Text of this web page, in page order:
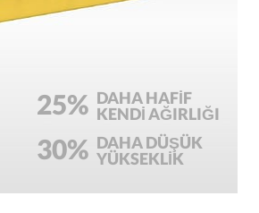
25% DAHA HAFIF
KENDI AĞIRLIĞI
30% DAHA DÜŞÜK
YÜKSEKLIK